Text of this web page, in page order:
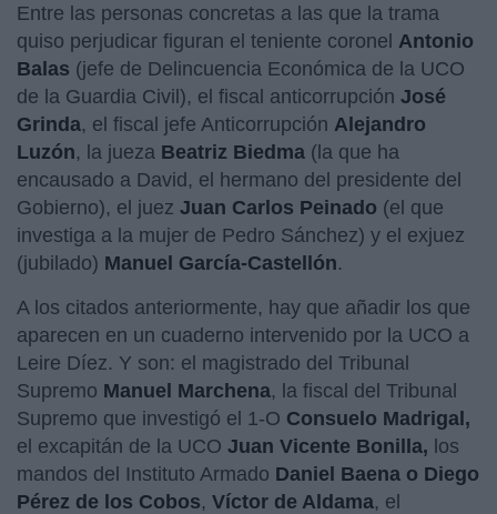
Entre las personas concretas a las que la trama
quiso perjudicar figuran el teniente coronel Antonio
Balas (jefe de Delincuencia Económica de la UCO
de la Guardia Civil), el fiscal anticorrupción José
Grinda, el fiscal jefe Anticorrupción Alejandro
Luzón, la jueza Beatriz Biedma (la que ha
encausado a David, el hermano del presidente del
Gobierno), el juez Juan Carlos Peinado (el que
investiga a la mujer de Pedro Sánchez) y el exjuez
(jubilado) Manuel García-Castellón.
A los citados anteriormente, hay que añadir los que
aparecen en un cuaderno intervenido por la UCO a
Leire Díez. Y son: el magistrado del Tribunal
Supremo Manuel Marchena, la fiscal del Tribunal
Supremo que investigó el 1-O Consuelo Madrigal,
el excapitán de la UCO Juan Vicente Bonilla, los
mandos del Instituto Armado Daniel Baena o Diego
Pérez de los Cobos, Víctor de Aldama, el